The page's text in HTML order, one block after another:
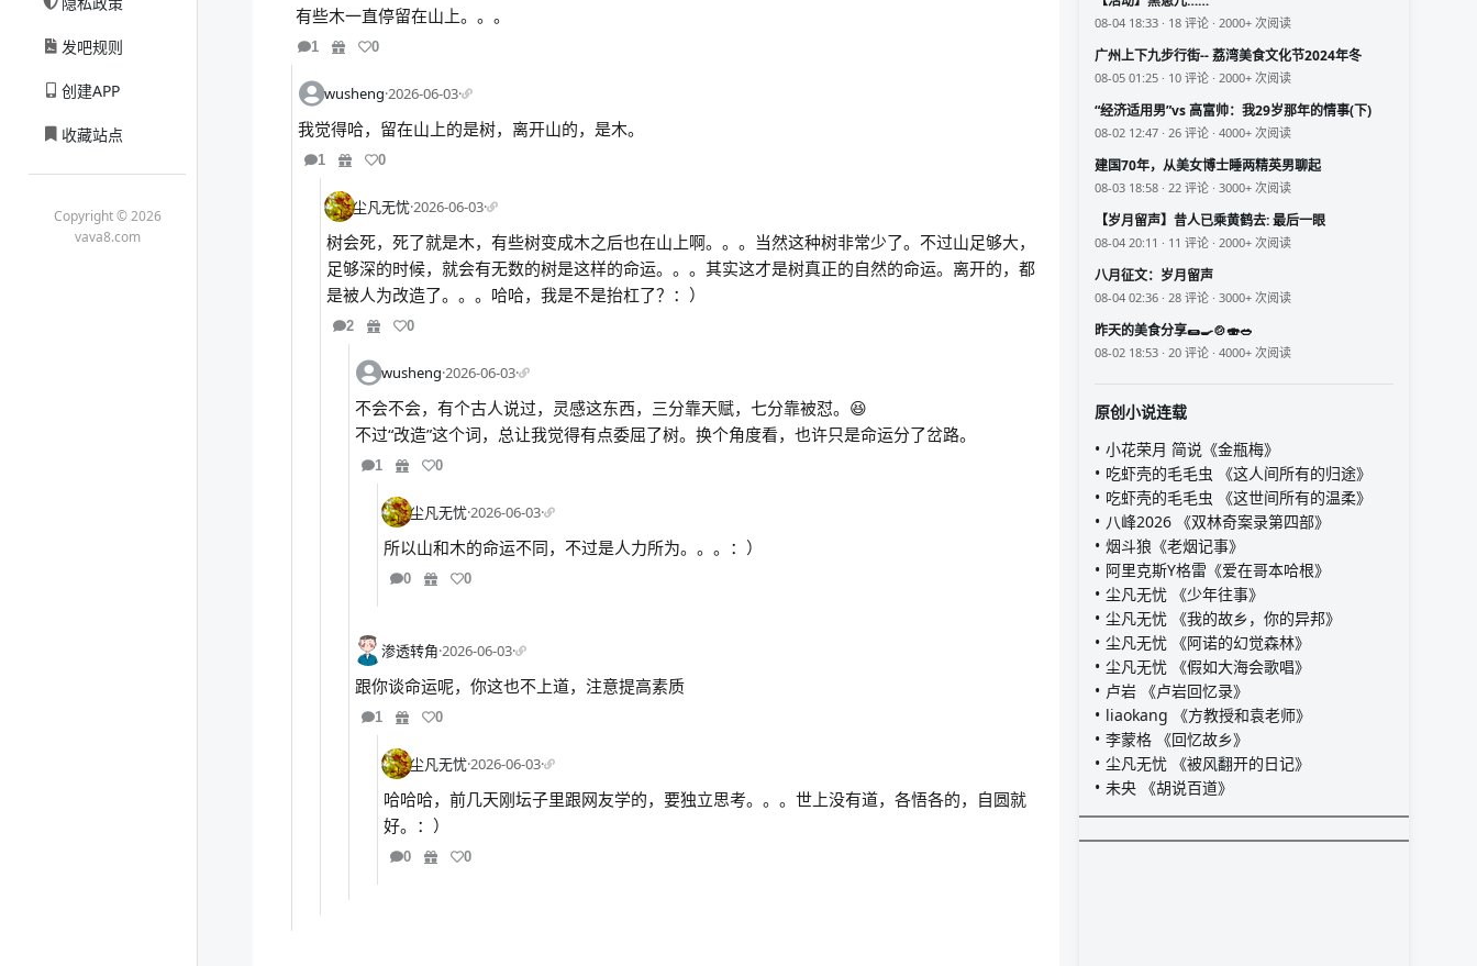
发吧规则
创建APP
收藏站点
Copyright © 2026
vava8.com
有些木一直停留在山上。。。
1 0
wusheng·2026-06-03·
我觉得哈，留在山上的是树，离开山的，是木。
1 0
尘凡无忧·2026-06-03·
树会死，死了就是木，有些树变成木之后也在山上啊。。。当然这种树非常少了。不过山足够大，
足够深的时候，就会有无数的树是这样的命运。。。其实这才是树真正的自然的命运。离开的，都
是被人为改造了。。。哈哈，我是不是抬杠了？：）
2 0
wusheng·2026-06-03·
不会不会，有个古人说过，灵感这东西，三分靠天赋，七分靠被怼。😆
不过“改造”这个词，总让我觉得有点委屈了树。换个角度看，也许只是命运分了岔路。
1 0
尘凡无忧·2026-06-03·
所以山和木的命运不同，不过是人力所为。。。：）
0 0
渗透转角·2026-06-03·
跟你谈命运呢，你这也不上道，注意提高素质
1 0
尘凡无忧·2026-06-03·
哈哈哈，前几天刚坛子里跟网友学的，要独立思考。。。世上没有道，各悟各的，自圆就
好。：）
0 0
08-04 18:33 · 18 评论 · 2000+ 次阅读
广州上下九步行街-- 荔湾美食文化节2024年冬
08-05 01:25 · 10 评论 · 2000+ 次阅读
“经济适用男”vs 高富帅：我29岁那年的情事(下)
08-02 12:47 · 26 评论 · 4000+ 次阅读
建国70年，从美女博士睡两精英男聊起
08-03 18:58 · 22 评论 · 3000+ 次阅读
【岁月留声】昔人已乘黄鹤去: 最后一眼
08-04 20:11 · 11 评论 · 2000+ 次阅读
八月征文：岁月留声
08-04 02:36 · 28 评论 · 3000+ 次阅读
昨天的美食分享🌯🍳🍲🍣🥗
08-02 18:53 · 20 评论 · 4000+ 次阅读
原创小说连载
小花荣月 简说《金瓶梅》
吃虾壳的毛毛虫 《这人间所有的归途》
吃虾壳的毛毛虫 《这世间所有的温柔》
八峰2026 《双林奇案录第四部》
烟斗狼《老烟记事》
阿里克斯Y格雷《爱在哥本哈根》
尘凡无忧 《少年往事》
尘凡无忧 《我的故乡，你的异邦》
尘凡无忧 《阿诺的幻觉森林》
尘凡无忧 《假如大海会歌唱》
卢岩 《卢岩回忆录》
liaokang 《方教授和袁老师》
李蒙格 《回忆故乡》
尘凡无忧 《被风翻开的日记》
未央 《胡说百道》